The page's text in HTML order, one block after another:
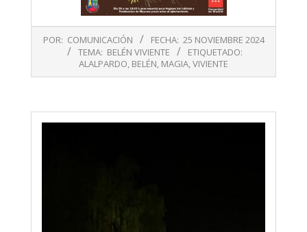
11-
POR: COMUNICACIÓN FECHA: 25 NOVIEMBRE 2024
TEMA: BELÉN VIVIENTE
ETIQUETADO:
ALALPARDO, BELÉN, MAGIA,VIVIENTE